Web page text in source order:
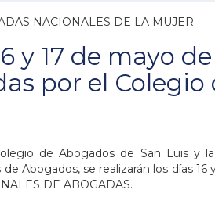
NACIONALES DE LA MUJER
y 17 de mayo de
por el
de Abogados de San Luis y
Abogados, se realizarán los días 16
DE ABOGADAS.